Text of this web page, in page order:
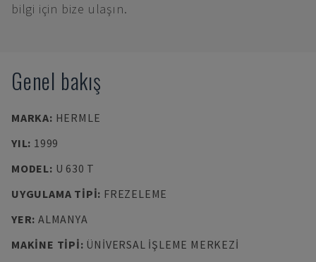
bilgi için bize ulaşın.
Genel bakış
MARKA: HERMLE
YIL: 1999
MODEL: U 630 T
UYGULAMA TIPI: FREZELEME
YER: ALMANYA
MAKINE TIPI: ÜNIVERSAL İŞLEME MERKEZI